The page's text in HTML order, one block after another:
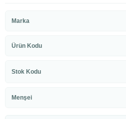
Marka
Ürün Kodu
Stok Kodu
Menşei